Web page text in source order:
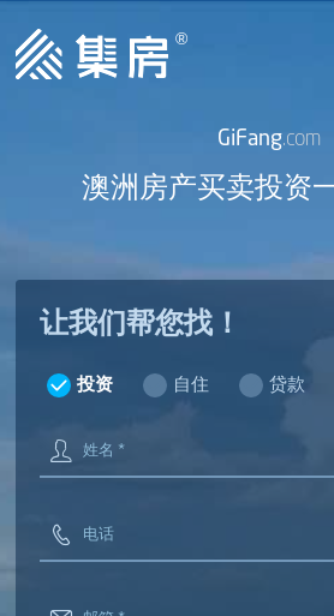
GiFang.com
澳洲房产买卖投资
让我们帮您找！
投资 自住 贷款